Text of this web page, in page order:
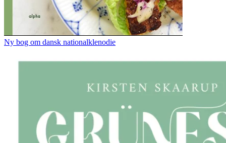
Ny bog om dansk nationalklenodie